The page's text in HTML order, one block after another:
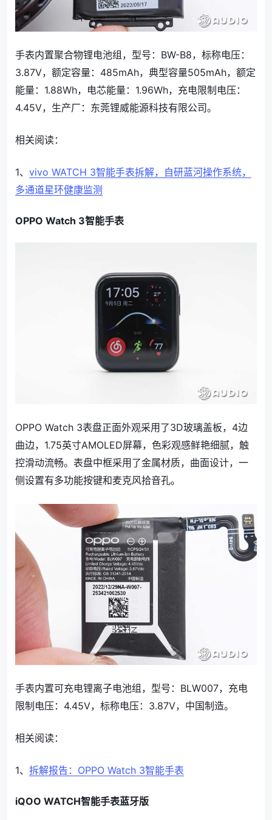
手表内置聚合物锂电池组，型号：BW-B8，标称电压：
3.87V，额定容量：485mAh，典型容量505mAh，额定
能量：1.88Wh，电芯能量：1.96Wh，充电限制电压：
4.45V，生产厂：东莞锂威能源科技有限公司。
相关阅读：
1、 vivo WATCH 3智能手表拆解，自研蓝河操作系统，
多通道星环健康监测
OPPO Watch 3智能手表
OPPO Watch 3表盘正面外观采用了3D玻璃盖板，4边
曲边，1.75英寸AMOLED屏幕，色彩观感鲜艳细腻，触
控滑动流畅。表盘中框采用了金属材质，曲面设计，一
侧设置有多功能按键和麦克风拾音孔。
手表内置可充电锂离子电池组，型号：BLW007，充电
限制电压：4.45V，标称电压：3.87V，中国制造。
相关阅读：
1、 拆解报告：OPPO Watch 3智能手表
iQOO WATCH智能手表蓝牙版